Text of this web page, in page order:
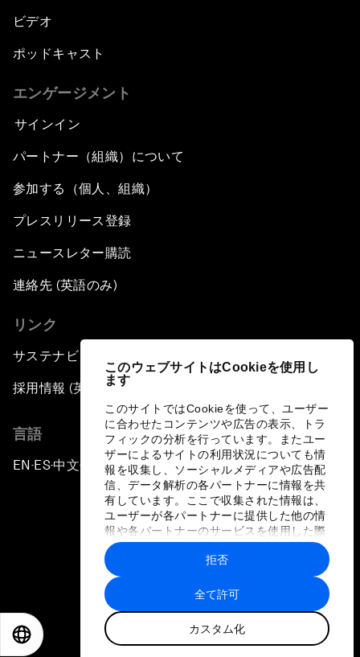
このウェブサイトはCookieを使用し
ます
このサイトではCookieを使って、ユーザー
に合わせたコンテンツや広告の表示、トラ
フィックの分析を行っています。またユー
ザーによるサイトの利用状況についても情
報を収集し、ソーシャルメディアや広告配
信、データ解析の各パートナーに情報を共
有しています。ここで収集された情報は、
ユーザーが各パートナーに提供した他の情
報や各パートナーのサービスを使用した際
に収集された情報と組み合わされ、各パー
トナーによって使用されることがありま
す。
全て許可
カスタム化
拒否
ビデオ
ポッドキャスト
エンゲージメント
サインイン
パートナー（組織）について
参加する（個人、組織）
プレスリリース登録
ニュースレター購読
連絡先 (英語のみ)
リンク
サステナビリティへの取り組み
採用情報 (英語のみ)
言語
EN ▪ ES▪中文▪ 日本語
プライバシーポリシーと利用規約
サイトマップ
©
世界経済フォーラム